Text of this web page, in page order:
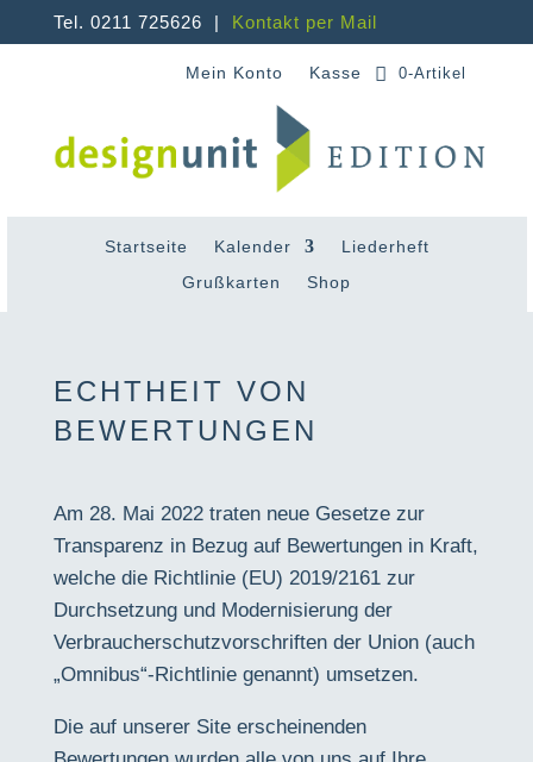
Tel. 0211 725626 | Kontakt per Mail
Mein Konto Kasse 0-Artikel
Startseite Kalender
Liederheft
Grußkarten
Shop
ECHTHEIT VON
BEWERTUNGEN
Am 28. Mai 2022 traten neue Gesetze zur
Transparenz in Bezug auf Bewertungen in Kraft,
welche die Richtlinie (EU) 2019/2161 zur
Durchsetzung und Modernisierung der
Verbraucherschutzvorschriften der Union (auch
„Omnibus“-Richtlinie genannt) umsetzen.
Die auf unserer Site erscheinenden